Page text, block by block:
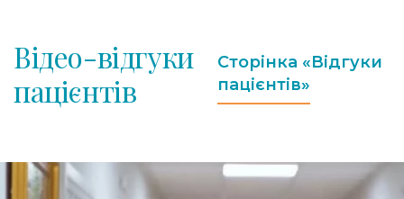
Відео-відгуки
пацієнтів
Сторінка «Відгуки
пацієнтів»